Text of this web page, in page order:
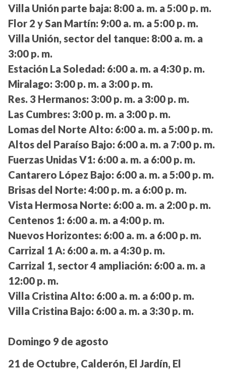
Villa Unión parte baja: 8:00 a. m. a 5:00 p. m.
Flor 2 y San Martín: 9:00 a. m. a 5:00 p. m.
Villa Unión, sector del tanque: 8:00 a. m. a
3:00 p. m.
Estación La Soledad: 6:00 a. m. a 4:30 p. m.
Miralago: 3:00 p. m. a 3:00 p. m.
Res. 3 Hermanos: 3:00 p. m. a 3:00 p. m.
Las Cumbres: 3:00 p. m. a 3:00 p. m.
Lomas del Norte Alto: 6:00 a. m. a 5:00 p. m.
Altos del Paraíso Bajo: 6:00 a. m. a 7:00 p. m.
Fuerzas Unidas V1: 6:00 a. m. a 6:00 p. m.
Cantarero López Bajo: 6:00 a. m. a 5:00 p. m.
Brisas del Norte: 4:00 p. m. a 6:00 p. m.
Vista Hermosa Norte: 6:00 a. m. a 2:00 p. m.
Centenos 1: 6:00 a. m. a 4:00 p. m.
Nuevos Horizontes: 6:00 a. m. a 6:00 p. m.
Carrizal 1 A: 6:00 a. m. a 4:30 p. m.
Carrizal 1, sector 4 ampliación: 6:00 a. m. a
12:00 p. m.
Villa Cristina Alto: 6:00 a. m. a 6:00 p. m.
Villa Cristina Bajo: 6:00 a. m. a 3:30 p. m.
Domingo 9 de agosto
21 de Octubre, Calderón, El Jardín, El